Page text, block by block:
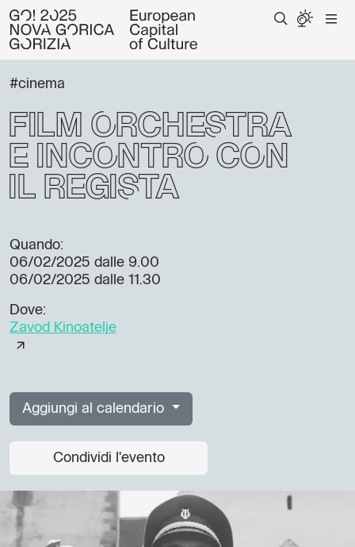
#cinema
Film Orchestra
e incontro con
il regista
Quando:
06/02/2025 dalle 9.00
06/02/2025 dalle 11.30
Dove:
Zavod Kinoatelje
Aggiungi al calendario
Condividi l'evento